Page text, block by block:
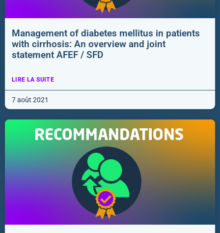
Management of diabetes mellitus in patients
with cirrhosis: An overview and joint
statement AFEF / SFD
LIRE LA SUITE
7 août 2021